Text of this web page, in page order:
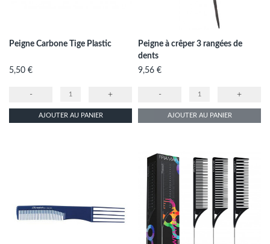
Peigne Carbone Tige Plastic
Prix
5,50 €
- +
AJOUTER AU PANIER
Peigne à crêper 3 rangées de
dents
Prix
9,56 €
- +
AJOUTER AU PANIER